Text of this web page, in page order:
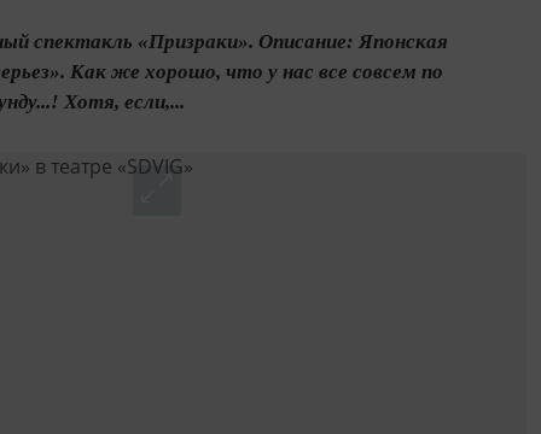
спектакль «Призраки». Описание: Японская
Как же хорошо, что у нас все совсем по
Хотя, если,...